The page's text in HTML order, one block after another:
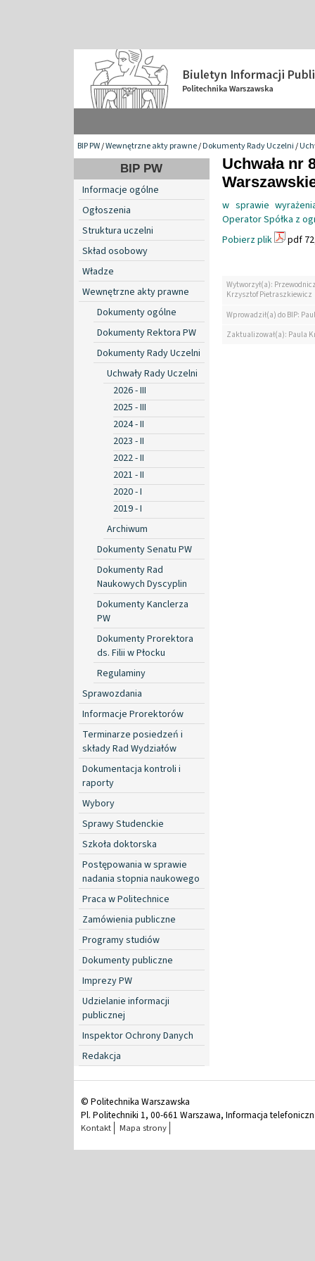
BIP PW/Wewnętrzne akty prawne/Dokumenty Rady Uczelni/
BIP PW
Informacje ogólne
Ogłoszenia
Struktura uczelni
Skład osobowy
Władze
Wewnętrzne akty prawne
Dokumenty ogólne
Dokumenty Rektora PW
Dokumenty Rady Uczelni
Uchwały Rady Uczelni
2026 - III
2025 - III
2024 - II
2023 - II
2022 - II
2021 - II
2020 - I
2019 - I
Archiwum
Dokumenty Senatu PW
Dokumenty Rad
Naukowych Dyscyplin
Dokumenty Kanclerza
PW
Dokumenty Prorektora
ds. Filii w Płocku
Regulaminy
Sprawozdania
Informacje Prorektorów
Terminarze posiedzeń i
składy Rad Wydziałów
Dokumentacja kontroli i
raporty
Wybory
Sprawy Studenckie
Szkoła doktorska
Postępowania w sprawie
nadania stopnia naukowego
Praca w Politechnice
Zamówienia publiczne
Programy studiów
Dokumenty publiczne
Imprezy PW
Udzielanie informacji
publicznej
Inspektor Ochrony Danych
Redakcja
Uchwała nr
w sprawie
Operator Spółka z
Pobierz plik
pdf
Wytworzył(a):
Krzysztof Pietraszkiewicz
Wprowadził(a) do BIP:
Zaktualizował(a): Paula
© Politechnika Warszawska
Pl. Politechniki 1, 00-661 Warszawa, Informacja
Kontakt Mapa strony